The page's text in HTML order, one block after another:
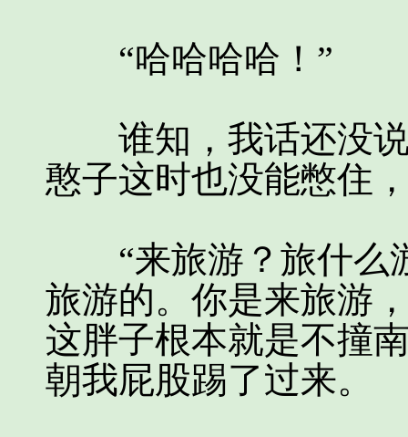
“哈哈哈哈！”
谁知，我话还没说
憨子这时也没能憋住
“来旅游？旅什么
旅游的。你是来旅游
这胖子根本就是不撞
朝我屁股踢了过来。